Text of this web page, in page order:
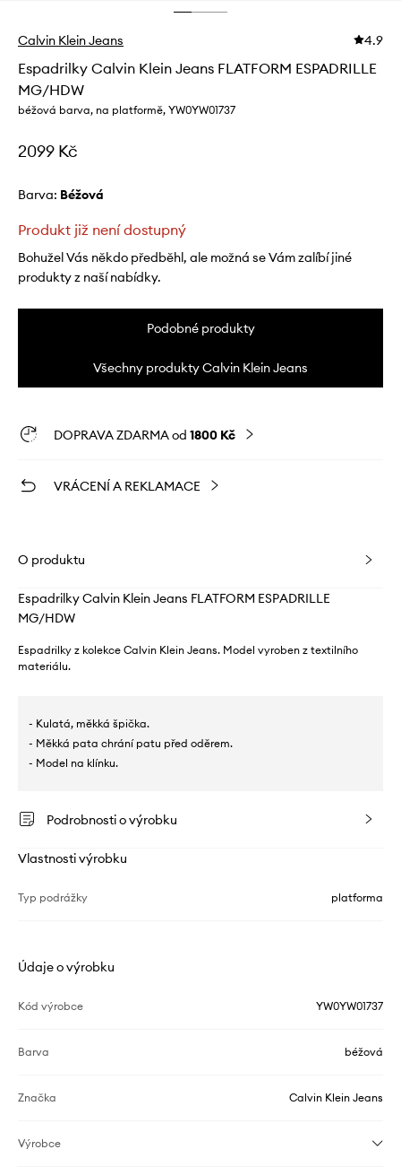
Calvin Klein Jeans 4.9
Espadrilky Calvin Klein Jeans FLATFORM ESPADRILLE
MG/HDW
béžová barva, na platformě, YW0YW01737
2099 Kč
Barva: béžová
Produkt již není dostupný
Bohužel Vás někdo předběhl, ale možná se Vám zalíbí jiné
produkty z naší nabídky.
Podobné produkty
Všechny produkty Calvin Klein Jeans
DOPRAVA ZDARMA od 1800 Kč
VRÁCENÍ A REKLAMACE
O produktu
Espadrilky Calvin Klein Jeans FLATFORM ESPADRILLE
MG/HDW
Espadrilky z kolekce Calvin Klein Jeans. Model vyroben z textilního
materiálu.
- Kulatá, měkká špička.
- Měkká pata chrání patu před oděrem.
- Model na klínku.
Podrobnosti o výrobku
Vlastnosti výrobku
Typ podrážky platforma
Údaje o výrobku
Kód výrobce YW0YW01737
Barva béžová
Značka Calvin Klein Jeans
Výrobce